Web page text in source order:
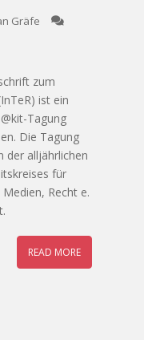
Gräfe
zum
ist ein
Tagung
Die Tagung
der alljährlichen
für
Recht e.
READ MORE